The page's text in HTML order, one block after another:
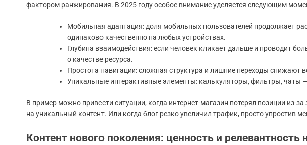
фактором ранжирования. В 2025 году особое внимание уделяется следующим
Мобильная адаптация: доля мобильных пользователей продолжает
одинаково качественно на любых устройствах.
Глубина взаимодействия: если человек кликает дальше и проводит
о качестве ресурса.
Простота навигации: сложная структура и лишние переходы снижают
Уникальные интерактивные элементы: калькуляторы, фильтры, чаты —
В пример можно привести ситуации, когда интернет-магазин потерял позиции из-
на уникальный контент. Или когда блог резко увеличил трафик, просто упростив
Контент нового поколения: ценность и релевантность